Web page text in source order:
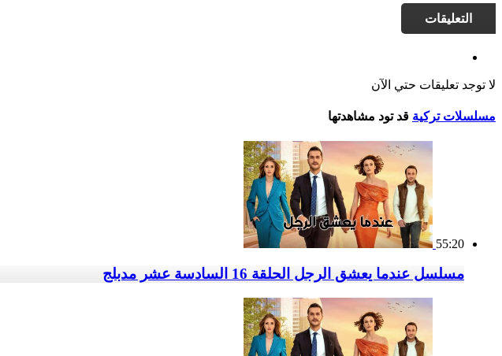
التعليقات
لا توجد تعليقات حتي الآن
مسلسلات تركية قد تود مشاهدتها
55:20
مسلسل عندما يعشق الرجل الحلقة 16 السادسة عشر مدبلج